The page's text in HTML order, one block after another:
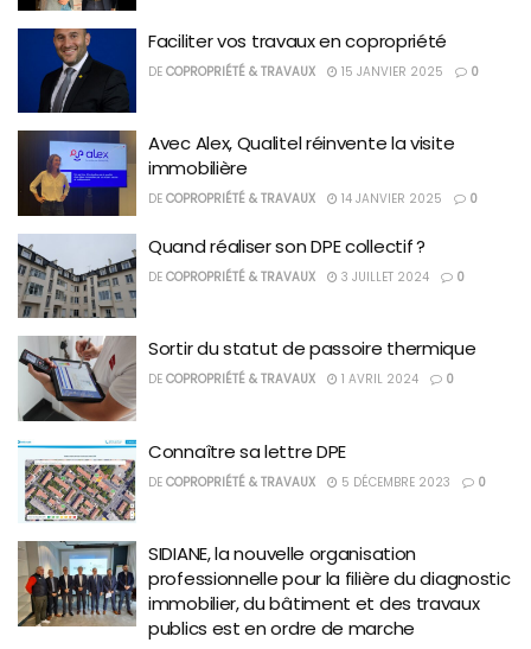
Faciliter vos travaux en copropriété
DE COPROPRIÉTÉ & TRAVAUX 15 JANVIER 2025 0
Avec Alex, Qualitel réinvente la visite
immobilière
DE COPROPRIÉTÉ & TRAVAUX 14 JANVIER 2025 0
Quand réaliser son DPE collectif ?
DE COPROPRIÉTÉ & TRAVAUX 3 JUILLET 2024 0
Sortir du statut de passoire thermique
DE COPROPRIÉTÉ & TRAVAUX 1 AVRIL 2024 0
Connaître sa lettre DPE
DE COPROPRIÉTÉ & TRAVAUX 5 DÉCEMBRE 2023 0
SIDIANE, la nouvelle organisation
professionnelle pour la filière du diagnostic
immobilier, du bâtiment et des travaux
publics est en ordre de marche